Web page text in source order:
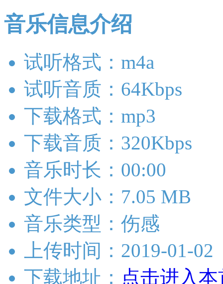
音乐信息介绍
试听格式：m4a
试听音质：64Kbps
下载格式：mp3
下载音质：320Kbps
音乐时长：00:00
文件大小：7.05 MB
音乐类型：伤感
上传时间：2019-01-02
下载地址： 点击进入